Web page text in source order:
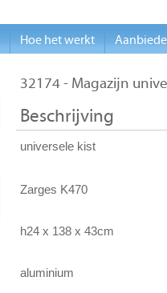
32174 - Magazijn
Beschrijving
universele kist
Zarges K470
h24 x 138 x 43cm
aluminium
Hoe het werkt